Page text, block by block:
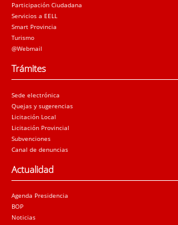
Participación Ciudadana
Servicios a EELL
Smart Provincia
Turismo
@Webmail
Trámites
Sede electrónica
Quejas y sugerencias
Licitación Local
Licitación Provincial
Subvenciones
Canal de denuncias
Actualidad
Agenda Presidencia
BOP
Noticias